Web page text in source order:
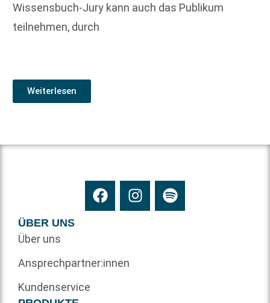
Wissensbuch-Jury kann auch das Publikum
teilnehmen, durch
Weiterlesen
ÜBER UNS
Über uns
Ansprechpartner:innen
Kundenservice